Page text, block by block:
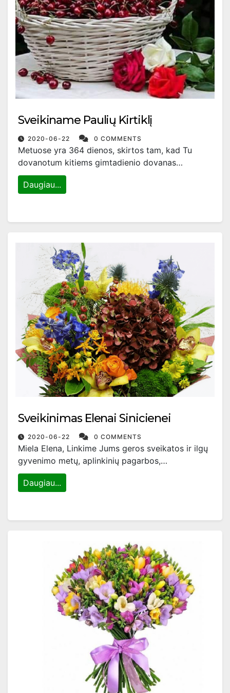
Sveikiname Paulių Kirtiklį
2020-06-22 0 COMMENTS
Metuose yra 364 dienos, skirtos tam, kad Tu
dovanotum kitiems gimtadienio dovanas…
Daugiau...
Sveikinimas Elenai Sinicienei
2020-06-22 0 COMMENTS
Miela Elena, Linkime Jums geros sveikatos ir ilgų
gyvenimo metų, aplinkinių pagarbos,…
Daugiau...